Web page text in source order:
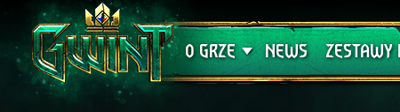
O GRZE
Wsparcie techniczne
NEWS ZESTAWY
Krwawa